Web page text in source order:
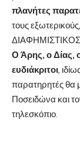
πλανήτες
τους
Ο Άρης, ο Δίας,
ευδιάκριτοι ,
παρατηρητές θα
Ποσειδώνα και
τηλεσκόπιο.